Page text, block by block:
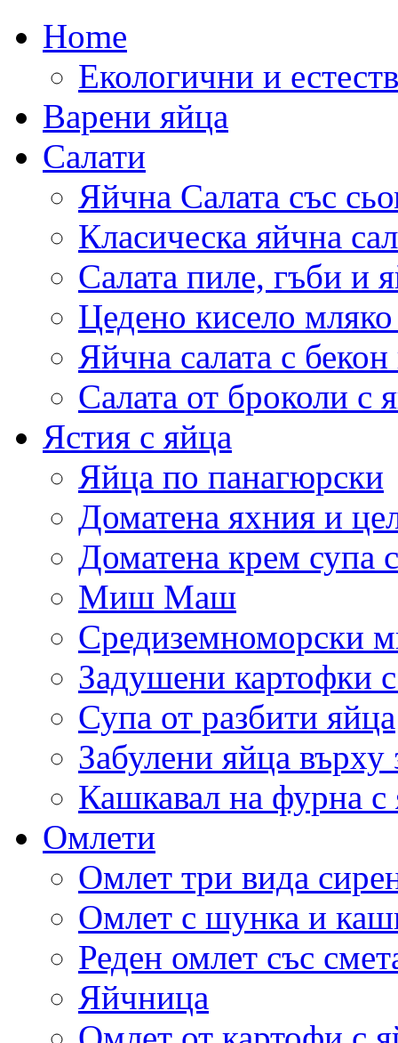
Home
Екологични и
Варени яйца
Салати
Яйчна Салата със
Класическа яйчна
Салата пиле, гъби и
Цедено кисело
Яйчна салата с
Салата от броколи с
Ястия с яйца
Яйца по панагюрски
Доматена яхния и
Доматена крем супа
Миш Маш
Средиземноморски
Задушени картофки
Супа от разбити яйца
Забулени яйца
Кашкавал на фурна с
Омлети
Омлет три вида
Омлет с шунка и
Реден омлет със
Яйчница